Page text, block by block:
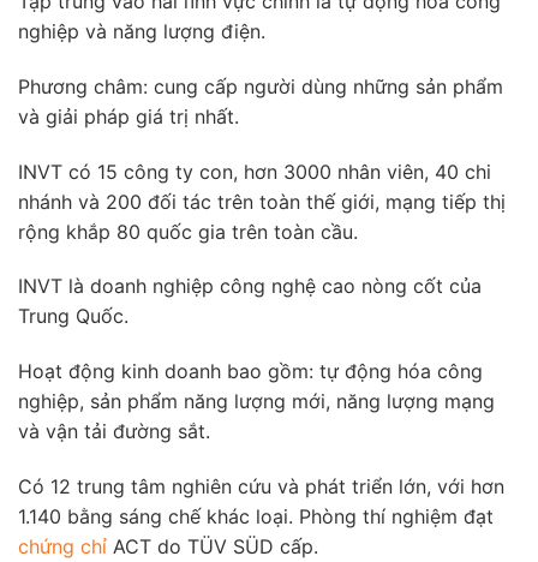
nghiệp và năng lượng điện.
Phương châm: cung cấp người dùng những sản phẩm
và giải pháp giá trị nhất.
INVT có 15 công ty con, hơn 3000 nhân viên, 40 chi
nhánh và 200 đối tác trên toàn thế giới, mạng tiếp thị
rộng khắp 80 quốc gia trên toàn cầu.
INVT là doanh nghiệp công nghệ cao nòng cốt của
Trung Quốc.
Hoạt động kinh doanh bao gồm: tự động hóa công
nghiệp, sản phẩm năng lượng mới, năng lượng mạng
và vận tải đường sắt.
Có 12 trung tâm nghiên cứu và phát triển lớn, với hơn
1.140 bằng sáng chế khác loại. Phòng thí nghiệm đạt
chứng chỉ ACT do TÜV SÜD cấp.